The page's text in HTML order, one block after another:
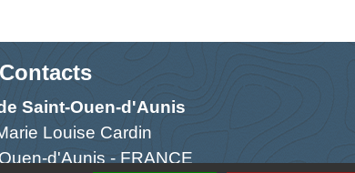
Contacts
Saint-Ouen-d'Aunis
Louise Cardin
d'Aunis - FRANCE